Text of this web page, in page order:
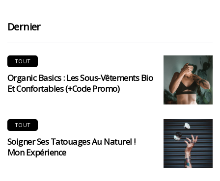
Dernier
TOUT
Organic Basics : Les Sous-Vêtements Bio
Et Confortables (+code Promo)
TOUT
Soigner Ses Tatouages Au Naturel !
Mon Expérience